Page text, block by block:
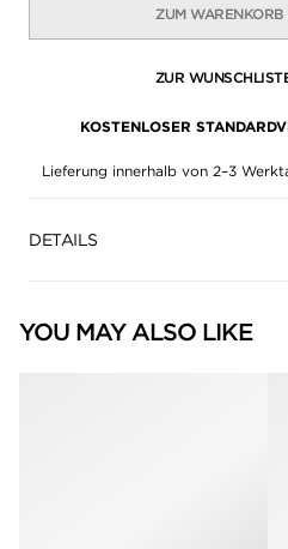
ZUM
ZUR
KOSTENLOSER
Lieferung innerhalb von 2–3
DETAILS
YOU MAY ALSO LIKE